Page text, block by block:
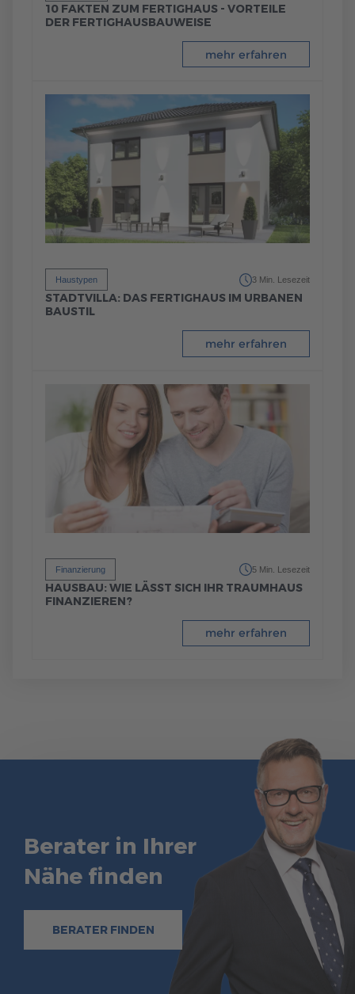
10 FAKTEN ZUM FERTIGHAUS - VORTEILE
DER FERTIGHAUSBAUWEISE
mehr erfahren
Haustypen 3 Min. Lesezeit
STADTVILLA: DAS FERTIGHAUS IM URBANEN
BAUSTIL
mehr erfahren
Finanzierung 5 Min. Lesezeit
HAUSBAU: WIE LÄSST SICH IHR TRAUMHAUS
FINANZIEREN?
mehr erfahren
Berater in Ihrer
Nähe finden
BERATER FINDEN